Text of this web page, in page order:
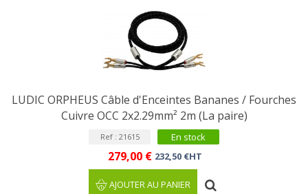
LUDIC ORPHEUS Câble d'Enceintes Bananes / Fourches
Cuivre OCC 2x2.29mm² 2m (La paire)
Ref : 21615 En stock
279,00 € 232,50 €HT
AJOUTER AU PANIER